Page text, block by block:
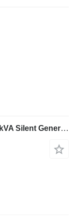
Caterpillar DE220E0 C7.1 PGBT 220 kVA Silent Generatorset CAT New !